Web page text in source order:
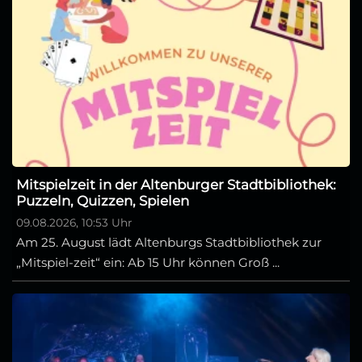
Mitspielzeit in der Altenburger Stadtbibliothek:
Puzzeln, Quizzen, Spielen
09.08.2026, 10:53 Uhr
Am 25. August lädt Altenburgs Stadtbibliothek zur
„Mitspiel-zeit“ ein: Ab 15 Uhr können Groß ...